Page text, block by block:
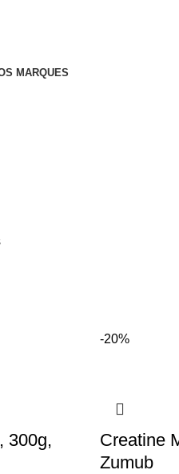
MARQUES
300g,
-20%
Creatine
Zumub